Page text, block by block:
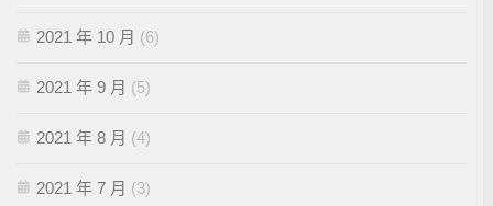
2021 年 10 月 (6)
2021 年 9 月 (5)
2021 年 8 月 (4)
2021 年 7 月 (3)